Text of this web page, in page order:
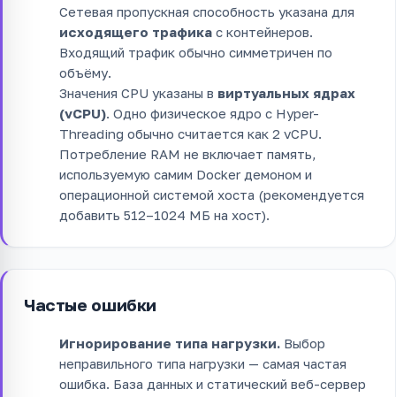
Сетевая пропускная способность указана для
исходящего трафика с контейнеров.
Входящий трафик обычно симметричен по
объёму.
Значения CPU указаны в виртуальных ядрах
(vCPU). Одно физическое ядро с Hyper-
Threading обычно считается как 2 vCPU.
Потребление RAM не включает память,
используемую самим Docker демоном и
операционной системой хоста (рекомендуется
добавить 512–1024 МБ на хост).
Частые ошибки
Игнорирование типа нагрузки. Выбор
неправильного типа нагрузки — самая частая
ошибка. База данных и статический веб-сервер